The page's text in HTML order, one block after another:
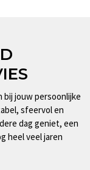
bij jouw persoonlijke
sfeervol en
dag geniet, een
heel veel jaren